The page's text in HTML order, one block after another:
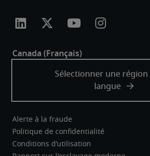
Alerte à la fraude
Politique de confidentialité
Conditions d’utilisation